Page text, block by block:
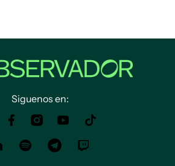
Siguenos en: